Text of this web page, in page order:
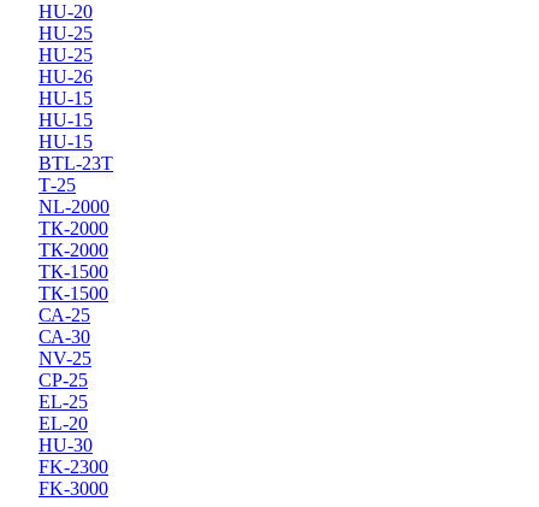
HU-20
HU-25
HU-25
HU-26
HU-15
HU-15
HU-15
BTL-23T
Т-25
NL-2000
ТК-2000
ТК-2000
ТК-1500
ТК-1500
СА-25
СА-30
NV-25
CP-25
EL-25
EL-20
HU-30
FK-2300
FK-3000